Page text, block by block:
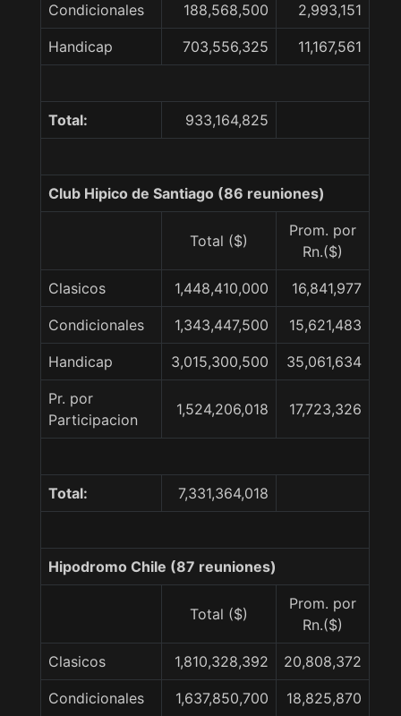
Condicionales 188,568,500 2,993,151
Handicap 703,556,325 11,167,561
Total: 933,164,825
Club Hipico de Santiago (86 reuniones)
Total ($)
Prom. por
Rn.($)
Clasicos 1,448,410,000 16,841,977
Condicionales 1,343,447,500 15,621,483
Handicap 3,015,300,500 35,061,634
Pr. por
Participacion
1,524,206,018 17,723,326
Total: 7,331,364,018
Hipodromo Chile (87 reuniones)
Total ($)
Prom. por
Rn.($)
Clasicos 1,810,328,392 20,808,372
Condicionales 1,637,850,700 18,825,870